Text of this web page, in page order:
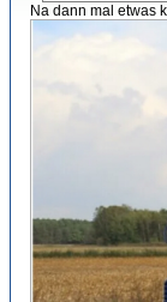
Na dann mal etwas